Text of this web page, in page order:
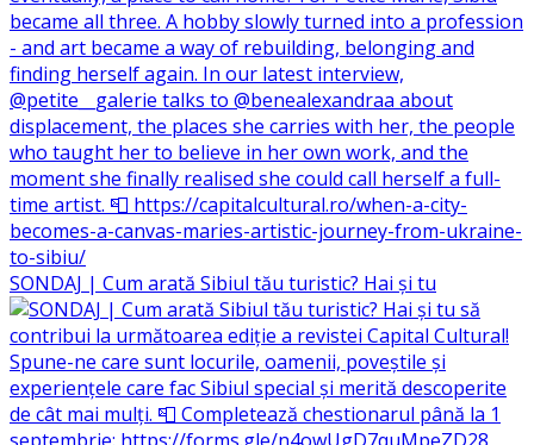
SONDAJ | Cum arată Sibiul tău turistic? Hai și tu